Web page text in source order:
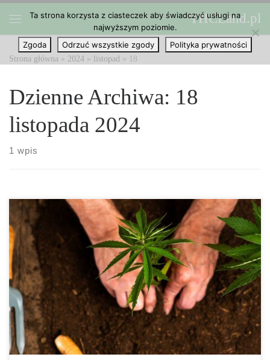
Przejdź do treści THCLand.pl
Strona główna » 2024 » listopad » 18
Dzienne Archiwa: 18
listopada 2024
1 wpis
Jakie podłoże jest najtańsze do uprawy marihuany? Pewnie
zastanawiasz się, czy możesz uprawiać marihuanę budżetowo?
Wszystko zaczyna się od odpowiedniego wyboru podłoża. 1. Gleba
i mieszanka kokosowa. Mieszanki kokosowe są tańsze w
większości przypadków, ale ogólnie rzecz biorąc, to podłoże […]
Ta strona korzysta z ciasteczek aby świadczyć usługi na
najwyższym poziomie.
Zgoda
Odrzuć wszystkie zgody Polityka prywatności